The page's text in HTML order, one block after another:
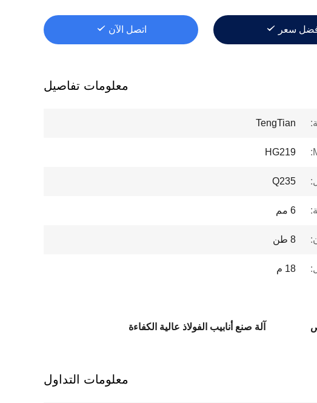
سعر اتصل الآن
معلومات تفاصيل
TengTian
HG219
Q235
6 مم
8 طن
18 م
آلة صنع أنابيب الفولاذ عالية الكفاءة
معلومات التداول